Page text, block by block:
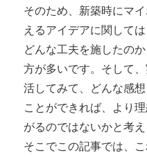
そのため、新築時にマ
えるアイデアに関して
どんな工夫を施したの
方が多いです。そして
活してみて、どんな感
ことができれば、より
がるのではないかと考え
そこでこの記事では、